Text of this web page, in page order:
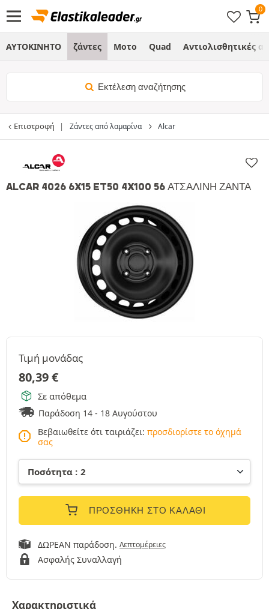
ΑΥΤΟΚΙΝΗΤΟ ζάντες Μοτο Quad Αντιολισθητικές
Εκτέλεση αναζήτησης
Επιστροφή Ζάντες από λαμαρίνα Alcar
ALCAR 4026 6X15 ET50 4X100 56 ΑΤΣΆΛΙΝΗ ΖΆΝΤΑ
Τιμή μονάδας
80,39€
Σε απόθεμα
Παράδοση 14 - 18 Αυγούστου
Βεβαιωθείτε ότι ταιριάζει: προσδιορίστε το όχημά
σας
ΠΡΟΣΘΉΚΗ ΣΤΟ ΚΑΛΆΘΙ
ΔΩΡΕΑΝ παράδοση. Λεπτομέρειες
Ασφαλής Συναλλαγή
Χαρακτηριστικά